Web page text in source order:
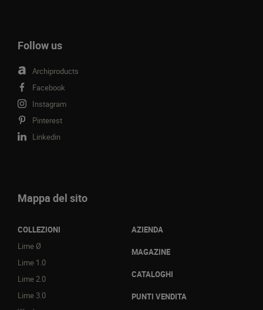
Follow us
Archiproducts
Facebook
Instagram
Pinterest
Linkedin
Mappa del sito
COLLEZIONI
Lime Ø
Lime 1.0
Lime 2.0
Lime 3.0
AZIENDA
MAGAZINE
CATALOGHI
PUNTI VENDITA